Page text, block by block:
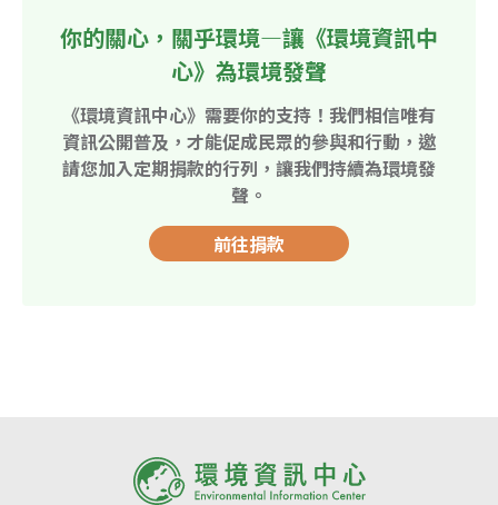
你的關心，關乎環境—讓《環境資訊中
心》為環境發聲
《環境資訊中心》需要你的支持！我們相信唯有
資訊公開普及，才能促成民眾的參與和行動，邀
請您加入定期捐款的行列，讓我們持續為環境發
聲。
前往捐款